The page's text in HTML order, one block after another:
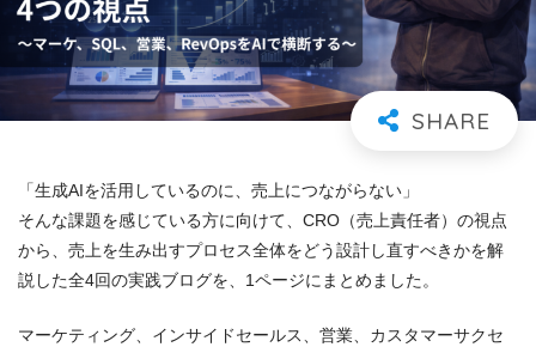
「生成AIを活用しているのに、売上につながらない」
そんな課題を感じている方に向けて、CRO（売上責任者）の視点
から、売上を生み出すプロセス全体をどう設計し直すべきかを解
説した全4回の実践ブログを、1ページにまとめました。
マーケティング、インサイドセールス、営業、カスタマーサクセ